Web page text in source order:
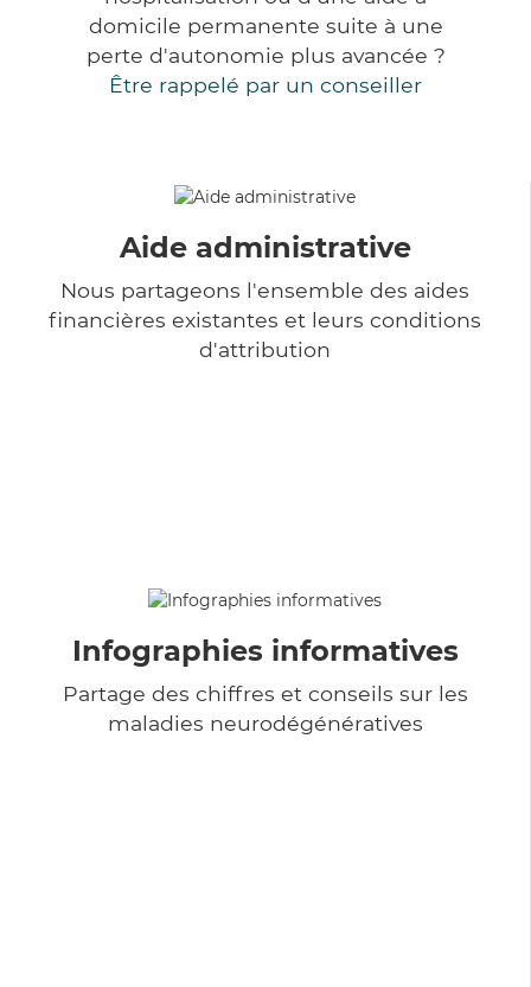
domicile permanente suite à une
perte d'autonomie plus avancée ?
Être rappelé par un conseiller
Aide administrative
Nous partageons l'ensemble des aides
financières existantes et leurs conditions
d'attribution
Infographies informatives
Partage des chiffres et conseils sur les
maladies neurodégénératives